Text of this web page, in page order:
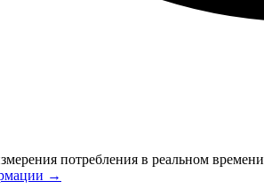
потребления в реальном времени
→